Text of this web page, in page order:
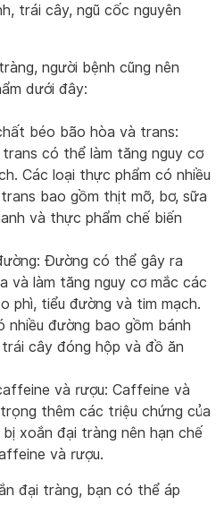
trái cây, ngũ cốc nguyên
người bệnh cũng nên
dưới đây:
béo bão hòa và trans:
có thể làm tăng nguy cơ
Các loại thực phẩm có nhiều
bao gồm thịt mỡ, bơ, sữa
và thực phẩm chế biến
Đường có thể gây ra
và làm tăng nguy cơ mắc các
phì, tiểu đường và tim mạch.
nhiều đường bao gồm bánh
cây đóng hộp và đồ ăn
và rượu: Caffeine và
thêm các triệu chứng của
xoắn đại tràng nên hạn chế
và rượu.
đại tràng, bạn có thể áp